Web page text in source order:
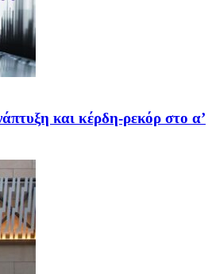
και κέρδη-ρεκόρ στο α’